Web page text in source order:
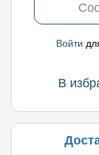
Войти
В